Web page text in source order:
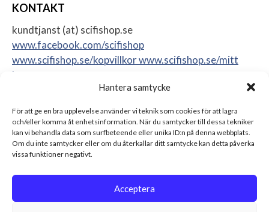
Hantera samtycke
För att ge en bra upplevelse använder vi teknik som cookies för att lagra
och/eller komma åt enhetsinformation. När du samtycker till dessa tekniker
kan vi behandla data som surfbeteende eller unika ID:n på denna webbplats.
Om du inte samtycker eller om du återkallar ditt samtycke kan detta påverka
vissa funktioner negativt.
Acceptera
KONTAKT
kundtjanst (at) scifishop.se
www.facebook.com/scifishop
www.scifishop.se/kopvillkorwww.scifishop.se/mitt
konto
Sweden